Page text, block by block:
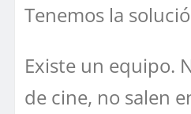
Tenemos la
Existe un equipo.
de cine, no salen